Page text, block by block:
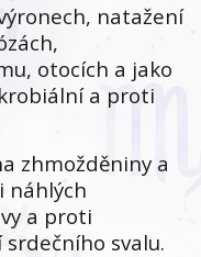
natažení
otocích a jako
a proti
zhmožděniny a
náhlých
a proti
svalu.